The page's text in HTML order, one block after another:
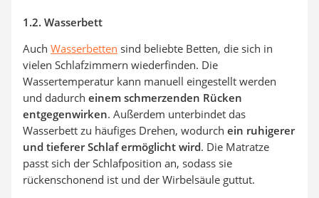
1.2. Wasserbett
Auch Wasserbetten sind beliebte Betten, die sich in
vielen Schlafzimmern wiederfinden. Die
Wassertemperatur kann manuell eingestellt werden
und dadurch einem schmerzenden Rücken
entgegenwirken. Außerdem unterbindet das
Wasserbett zu häufiges Drehen, wodurch ein ruhigerer
und tieferer Schlaf ermöglicht wird. Die Matratze
passt sich der Schlafposition an, sodass sie
rückenschonend ist und der Wirbelsäule guttut.